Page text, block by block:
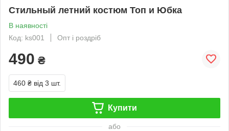
Стильный летний костюм Топ и Юбка
В наявності
Код: ks001
Опт і роздріб
490 ₴
460 ₴ від 3 шт.
Купити
або